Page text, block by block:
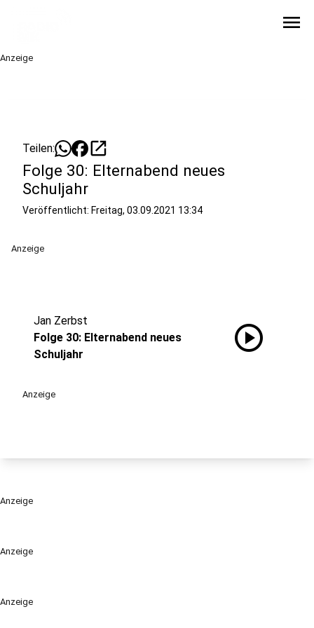
menu
Anzeige
Anzeige
Anzeige
Teilen: open_in_new
Folge 30: Elternabend neues
Schuljahr
Veröffentlicht: Freitag, 03.09.2021 13:34
Anzeige
Jan Zerbst
Folge 30: Elternabend neues
Schuljahr
play_circle
Anzeige
Anzeige